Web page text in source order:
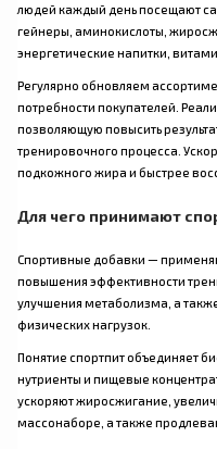
людей каждый день посещают
гейнеры, аминокислоты,
энергетические напитки,
Регулярно обновляем
потребности покупателей.
позволяющую повысить
тренировочного процесса.
подкожного жира и быстрее
Для чего принимают
Спортивные добавки —
повышения эффективности
улучшения метаболизма, а
физических нагрузок.
Понятие спортпит объединяет
нутриенты и пищевые
ускоряют жиросжигание,
массонаборе, а также